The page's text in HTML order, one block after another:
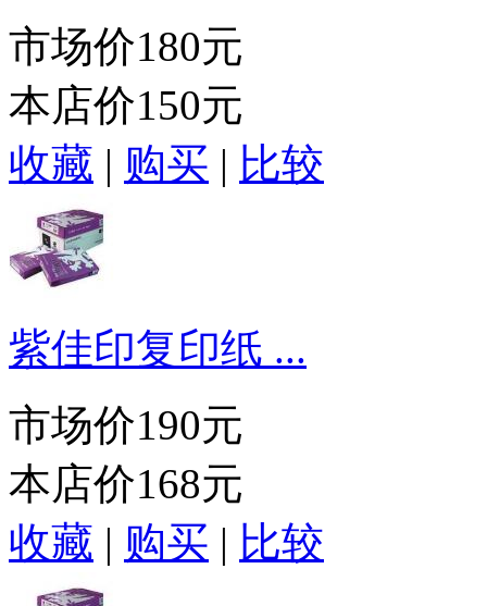
市场价180元
本店价150元
收藏 | 购买 | 比较
紫佳印复印纸 ...
市场价190元
本店价168元
收藏 | 购买 | 比较